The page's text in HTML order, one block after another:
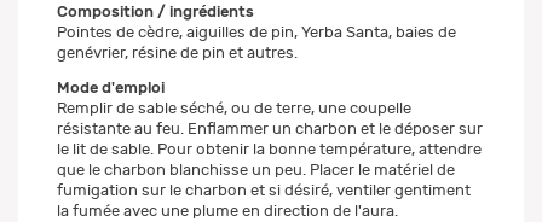
Composition / ingrédients
Pointes de cèdre, aiguilles de pin, Yerba Santa, baies de
genévrier, résine de pin et autres.
Mode d'emploi
Remplir de sable séché, ou de terre, une coupelle
résistante au feu. Enflammer un charbon et le déposer sur
le lit de sable. Pour obtenir la bonne température, attendre
que le charbon blanchisse un peu. Placer le matériel de
fumigation sur le charbon et si désiré, ventiler gentiment
la fumée avec une plume en direction de l'aura.